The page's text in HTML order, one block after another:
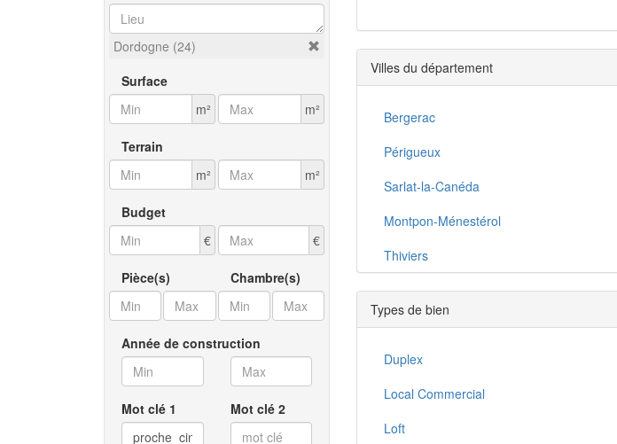
Dordogne (24)
Surface
m²
m²
Terrain
m²
m²
Budget
€
€
Pièce(s) Chambre(s)
Année de construction
Mot clé 1 Mot clé 2
Villes du département
Bergerac
Périgueux
Sarlat-la-Canéda
Montpon-Ménestérol
Thiviers
Excideuil
Ribérac
Lalinde
La Coquille
Le Bugue
Types de bien
Duplex
Local Commercial
Loft